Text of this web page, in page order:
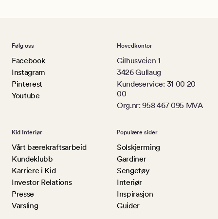
Følg oss
Facebook
Instagram
Pinterest
Youtube
Hovedkontor
Gilhusveien 1
3426 Gullaug
Kundeservice: 31 00 20
00
Org.nr: 958 467 095 MVA
Kid Interiør
Vårt bærekraftsarbeid
Kundeklubb
Karriere i Kid
Investor Relations
Presse
Varsling
Populære sider
Solskjerming
Gardiner
Sengetøy
Interiør
Inspirasjon
Guider